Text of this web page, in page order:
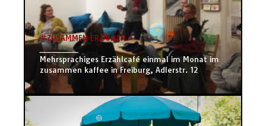
#ZUSAMMEN ERZÄHLEN
________
Mehrsprachiges Erzählcafé einmal im Monat im
zusammen kaffee in Freiburg, Adlerstr. 12